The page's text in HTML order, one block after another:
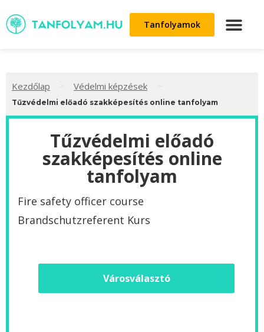
Tanfolyamok
Kezdőlap Védelmi képzések
Tűzvédelmi előadó szakképesítés online tanfolyam
Tűzvédelmi előadó
szakképesítés online
tanfolyam
Fire safety officer course
Brandschutzreferent Kurs
Városválasztó